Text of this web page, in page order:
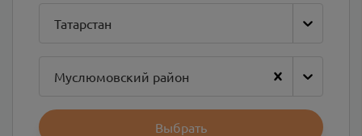
Татарстан
Муслюмовский район
Выбрать